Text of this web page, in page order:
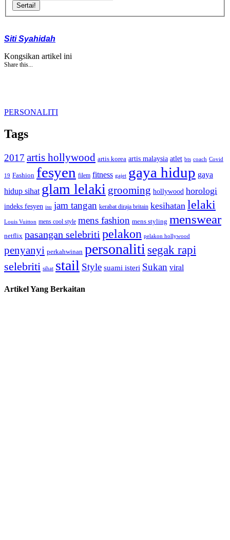
Sertai!
Siti Syahidah
Kongsikan artikel ini
Share this...
PERSONALITI
Tags
2017 artis hollywood artis korea artis malaysia atlet bts coach Covid
19 Fashion fesyen filem fitness gajet gaya hidup gaya
hidup sihat glam lelaki grooming hollywood horologi
indeks fesyen isu jam tangan kerabat diraja britain kesihatan lelaki
Louis Vuitton mens cool style mens fashion mens styling menswear
netflix pasangan selebriti pelakon pelakon hollywood
penyanyi perkahwinan personaliti segak rapi
selebriti sihat stail Style suami isteri Sukan viral
Artikel Yang Berkaitan